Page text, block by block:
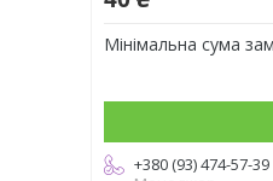
Мінімальна сума
+380 (93) 474-57-39